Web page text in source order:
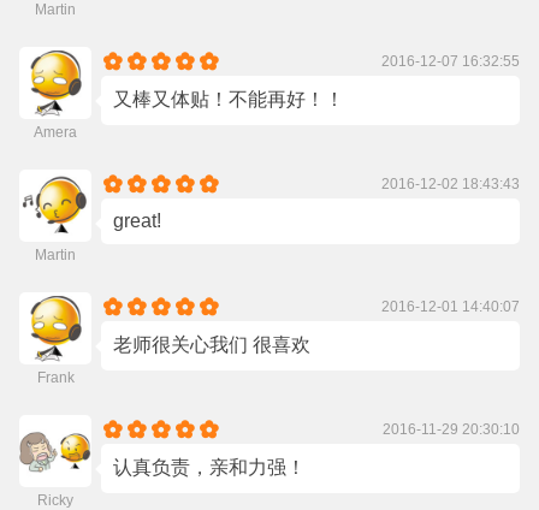
Martin
Amera
2016-12-07 16:32:55
又棒又体贴！不能再好！！
Martin
2016-12-02 18:43:43
great!
Frank
2016-12-01 14:40:07
老师很关心我们 很喜欢
Ricky
2016-11-29 20:30:10
认真负责，亲和力强！